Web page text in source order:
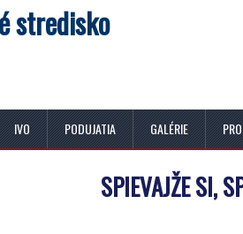
stredisko
IVO PODUJATIA GALÉRIE
SPIEVAJŽE SI,